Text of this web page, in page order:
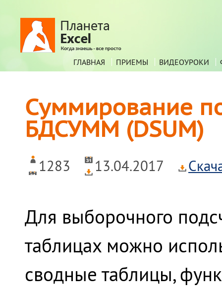
ГЛАВНАЯ ПРИЕМЫ ВИДЕОУРОКИ
Суммирование
БДСУММ (DSUM)
1283 13.04.2017
Для выборочного
таблицах можно
сводные таблицы,